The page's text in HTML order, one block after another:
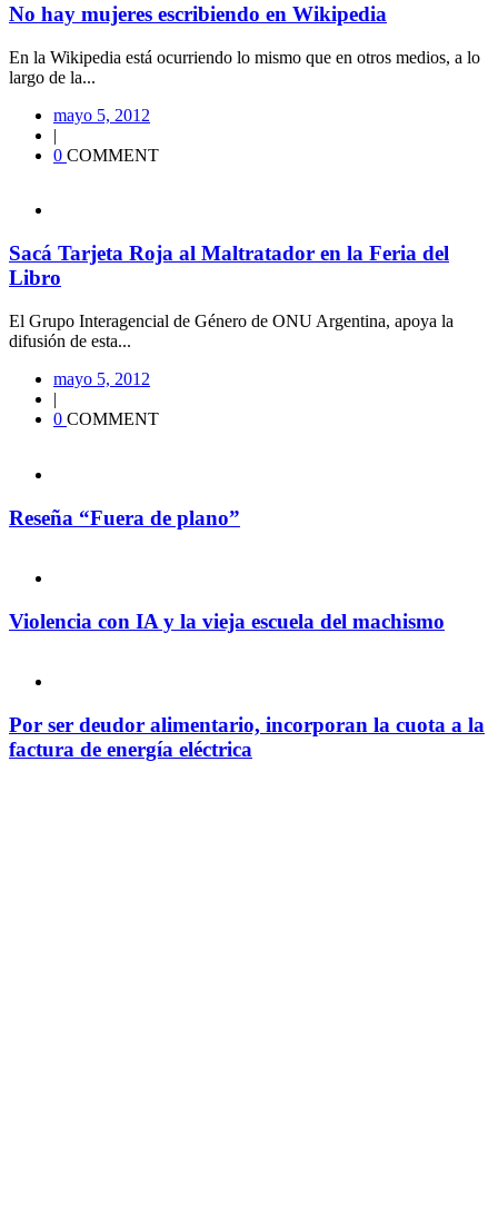
No hay mujeres escribiendo en Wikipedia
En la Wikipedia está ocurriendo lo mismo que en otros medios, a lo
largo de la...
mayo 5, 2012
|
0 COMMENT
Sacá Tarjeta Roja al Maltratador en la Feria del
Libro
El Grupo Interagencial de Género de ONU Argentina, apoya la
difusión de esta...
mayo 5, 2012
|
0 COMMENT
Reseña “Fuera de plano”
Violencia con IA y la vieja escuela del machismo
Por ser deudor alimentario, incorporan la cuota a la
factura de energía eléctrica